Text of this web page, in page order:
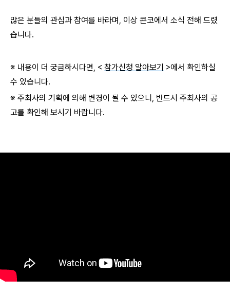
많은 분들의 관심과 참여를 바라며, 이상 콘코에서 소식 전해 드렸
습니다.
※ 내용이 더 궁금하시다면, < 참가신청 알아보기 >에서 확인하실
수 있습니다.
※ 주최사의 기획에 의해 변경이 될 수 있으니, 반드시 주최사의 공
고를 확인해 보시기 바랍니다.